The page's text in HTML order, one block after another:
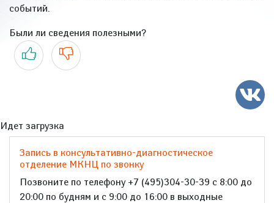
событий.
Были ли сведения полезными?
Да Нет
Идет загрузка
Запись в консультативно-диагностическое
отделение МКНЦ по звонку
Позвоните по телефону +7 (495)304-30-39 с 8:00 до
20:00 по будням и с 9:00 до 16:00 в выходные